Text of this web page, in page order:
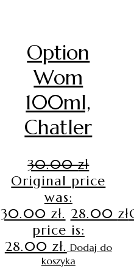
Option
Wom
100ml,
Chatler
30.00zł
Original price
was:
30.00 zł. 28.00 zł
price is:
28.00 zł. Dodaj do
koszyka